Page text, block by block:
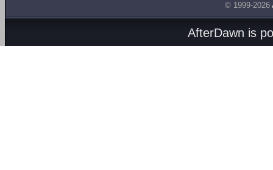
© 1999-2026
AfterDawn is